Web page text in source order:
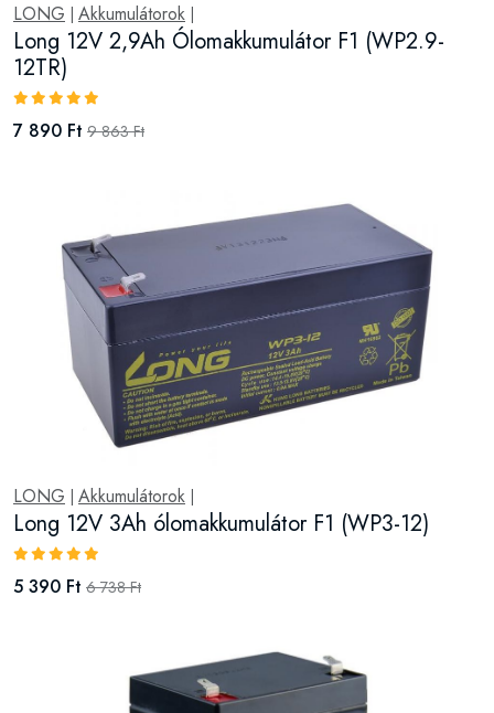
LONG Akkumulátorok
Long 12V 2,9Ah Ólomakkumulátor F1 (WP2.9-
12TR)
7 890 Ft 9 863 Ft
LONG Akkumulátorok
Long 12V 3Ah ólomakkumulátor F1 (WP3-12)
5 390 Ft 6 738 Ft